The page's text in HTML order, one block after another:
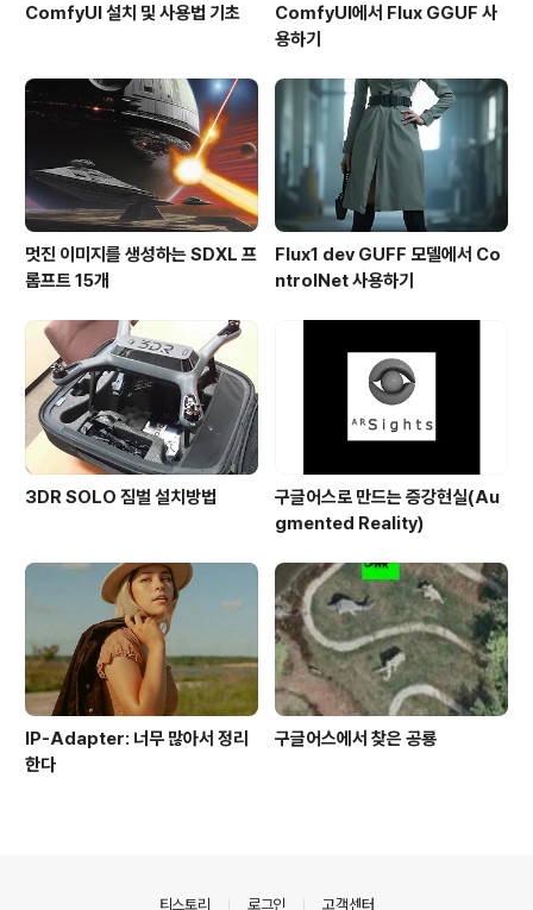
ComfyUI 설치 및 사용법 기초
ComfyUI에서 Flux GGUF 사
용하기
멋진 이미지를 생성하는 SDXL 프
롬프트 15개
Flux1 dev GUFF 모델에서 Co
ntrolNet 사용하기
3DR SOLO 짐벌 설치방법
구글어스로 만드는 증강현실(Au
gmented Reality)
IP-Adapter: 너무 많아서 정리
한다
구글어스에서 찾은 공룡
티스토리 로그인 고객센터